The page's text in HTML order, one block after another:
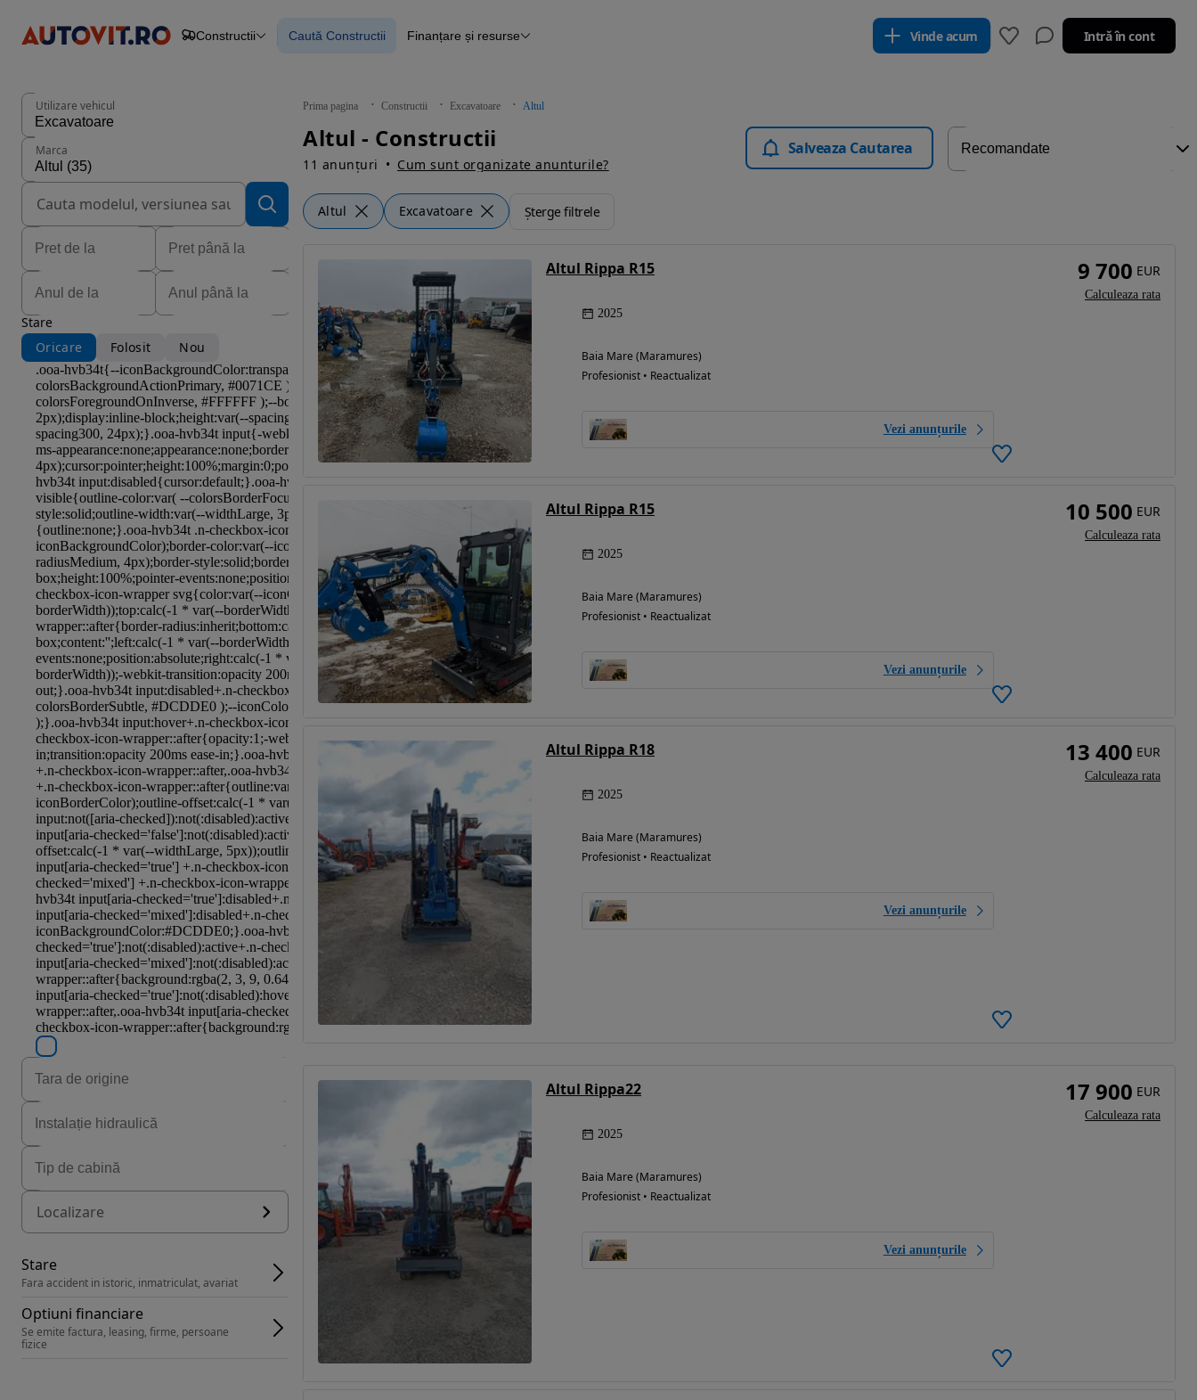
Autoturisme
Constructii Caută Constructii Finanțare și resurse Vinde acum Intră în cont
Prima pagina Constructii Excavatoare Altul
Altul - Constructii
11 anunțuri Cum sunt organizate anunturile?
Salveaza Cautarea
Altul Excavatoare Șterge filtrele
Utilizare vehicul
Marca
Stare
Oricare
Folosit Nou
Eligibil pentru
Localizare
Stare
Fara accident in istoric, inmatriculat, avariat
Optiuni financiare
Se emite factura, leasing, firme, persoane
fizice
Altul Rippa R15
2025
Baia Mare (Maramures)
Profesionist • Reactualizat
Vezi anunțurile
9 700 EUR
Calculeaza rata
Altul Rippa R15
2025
Baia Mare (Maramures)
Profesionist • Reactualizat
Vezi anunțurile
10 500 EUR
Calculeaza rata
Altul Rippa R18
2025
Baia Mare (Maramures)
Profesionist • Reactualizat
Vezi anunțurile
13 400 EUR
Calculeaza rata
Altul Rippa22
2025
Baia Mare (Maramures)
Profesionist • Reactualizat
Vezi anunțurile
17 900 EUR
Calculeaza rata